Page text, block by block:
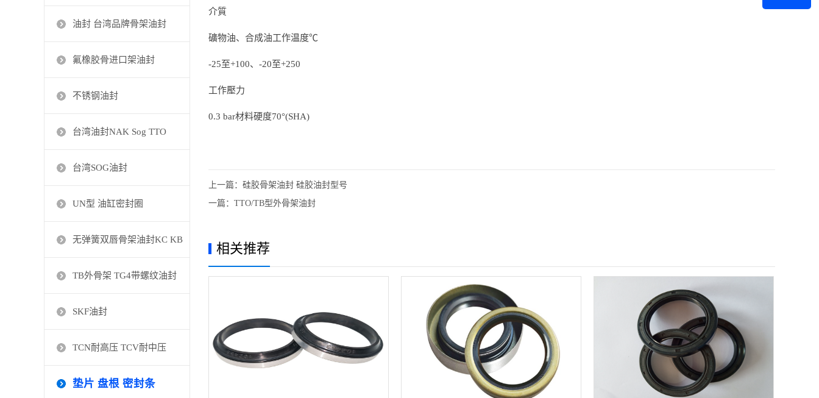
油封 台湾品牌骨架油封
氟橡胶骨进口架油封
不锈钢油封
台湾油封NAK Sog TTO
台湾SOG油封
UN型 油缸密封圈
无弹簧双唇骨架油封KC KB
TB外骨架 TG4带螺纹油封
SKF油封
TCN耐高压 TCV耐中压
垫片 盘根 密封条
介質
礦物油、合成油工作温度℃
-25至+100、-20至+250
工作壓力
0.3 bar材料硬度70°(SHA)
上一篇： 硅胶骨架油封 硅胶油封型号
一篇： TTO/TB型外骨架油封
相关推荐